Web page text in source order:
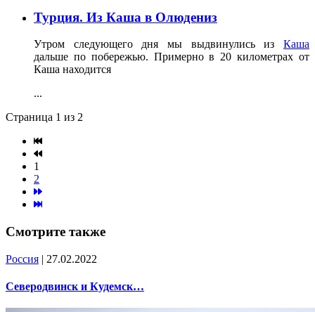
Турция. Из Каша в Олюдениз
Утром следующего дня мы выдвинулись из Каша
дальше по побережью. Примерно в 20 километрах от
Каша находится
...
Страница 1 из 2
1
2
Смотрите также
Россия | 27.02.2022
Северодвинск и Кудемск…